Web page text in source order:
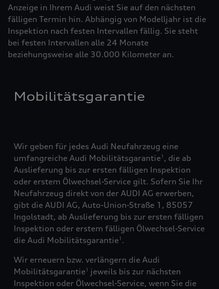
Anzeige in Ihrem Audi weist Sie auf den nächsten
fälligen Termin hin. Abhängig von Modelljahr ist die
Inspektion nach festen Intervallen fällig. Sie steht
bei festen Intervallen alle 24 Monate
beziehungsweise alle 30.000 Kilometer an.
Mobilitätsgarantie
Wir geben für jedes Audi Neufahrzeug eine
umfangreiche Audi Mobilitätsgarantie1 , die ab
Auslieferung bis zur ersten fälligen Inspektion
oder erstem Ölwechsel-Service gilt. Sofern Sie Ihr
Neufahrzeug direkt von der AUDI AG erwerben,
gibt die AUDI AG, Auto-Union-Straße 1, 85057
Ingolstadt, ab Auslieferung bis zur ersten fälligen
Inspektion oder erstem fälligen Ölwechsel-Service
die Audi Mobilitätsgarantie1 .
Wir erneuern bzw. verlängern die Audi
Mobilitätsgarantie1
jeweils bis zur nächsten
Inspektion oder Ölwechsel-Service, wenn Sie die